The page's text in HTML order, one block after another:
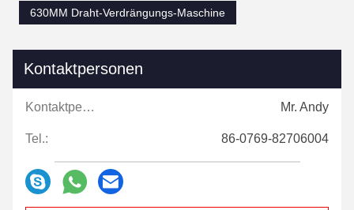
630MM Draht-Verdrängungs-Maschine
Kontaktpersonen
Kontaktpersonen: Mr. Andy
Tel.: 86-0769-82706004